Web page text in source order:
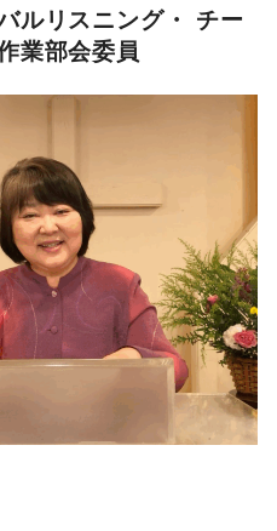
ルリスニング・ チー
業部会委員